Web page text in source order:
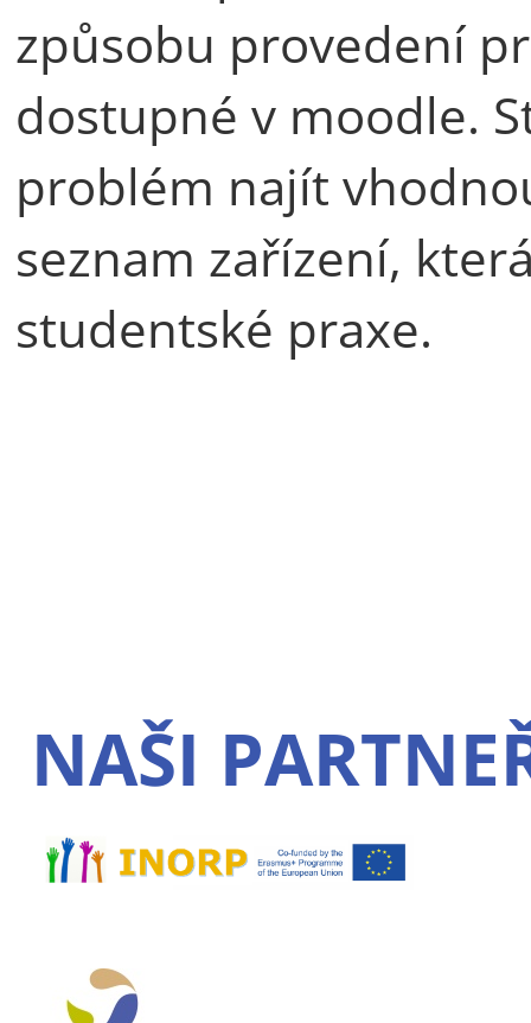
způsobu provedení
dostupné v moodle.
problém najít
seznam zařízení,
studentské praxe.
NAŠI